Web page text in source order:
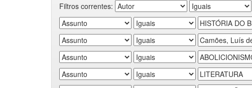
Filtros correntes: